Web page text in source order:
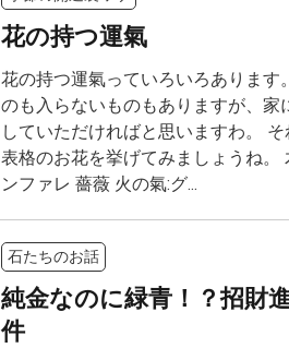
花の持つ運氣
花の持つ運氣っていろいろあります
のも入らないものもありますが、家
していただければと思いますわ。
表格のお花を挙げてみましょうね。
ンファレ 薔薇 火の氣:グ...
石たちのお話
純金なのに緑青！？招財
件